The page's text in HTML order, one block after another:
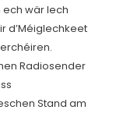
wär Iech
d’Méiglechkeet
Radiosender
Stand am